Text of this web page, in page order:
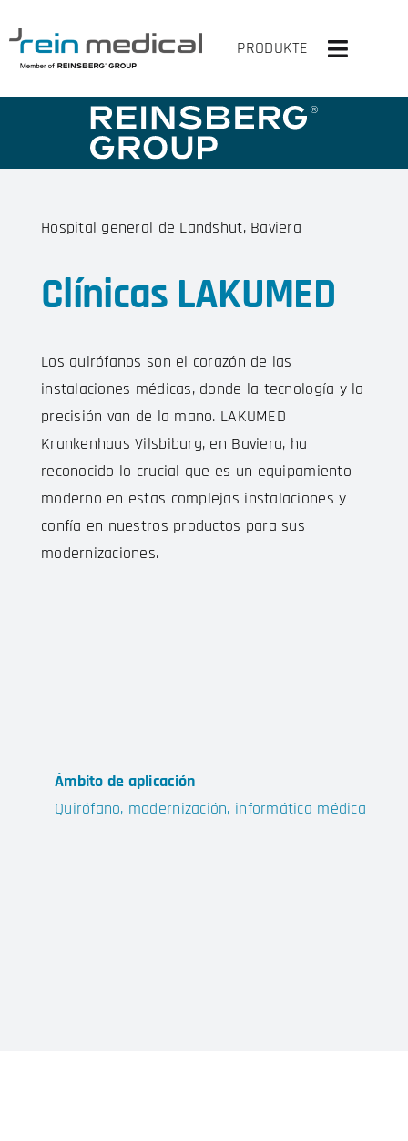
to
content
PRODUKTE
Toggle
INICIO
SOLUCIONES
PRODUCTOS
CONTACTA CON NOSOTROS
Hospital general de Landshut, Baviera
Clínicas LAKUMED
Los quirófanos son el corazón de las
instalaciones médicas, donde la tecnología y la
precisión van de la mano. LAKUMED
Krankenhaus Vilsbiburg, en Baviera, ha
reconocido lo crucial que es un equipamiento
moderno en estas complejas instalaciones y
confía en nuestros productos para sus
modernizaciones.
Ámbito de aplicación
Quirófano, modernización, informática médica